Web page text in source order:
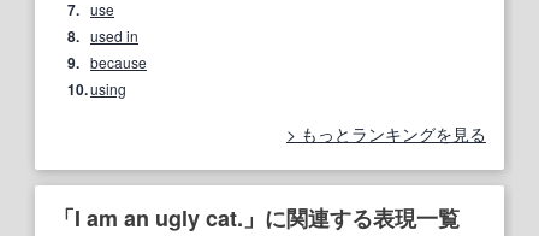
7. use
8. used in
9. because
10.using
もっとランキングを見る
「I am an ugly cat.」に関連する表現一覧